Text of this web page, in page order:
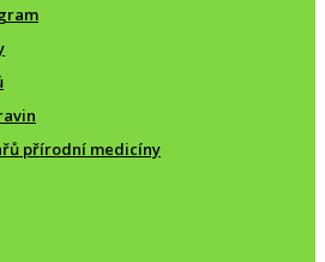
přírodní medicíny